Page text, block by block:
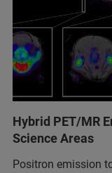
Hybrid PET/MR
Science Areas
Positron emission